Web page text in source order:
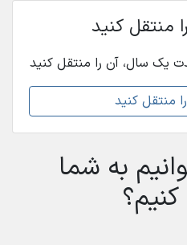
منتقل کنید
یک سال، آن را منتقل کنید
منتقل کنید
به شما